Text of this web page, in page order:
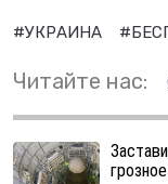
#УКРАИНА
Читайте нас: